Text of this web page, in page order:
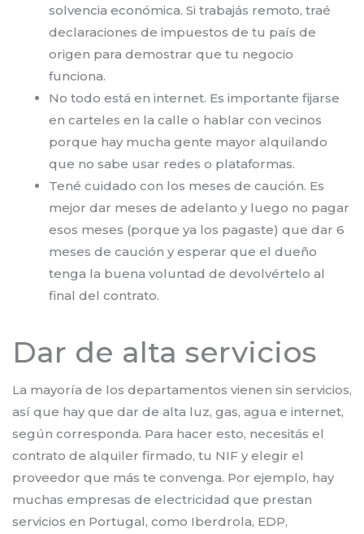
solvencia económica. Si trabajás remoto, traé
declaraciones de impuestos de tu país de
origen para demostrar que tu negocio
funciona.
No todo está en internet. Es importante fijarse
en carteles en la calle o hablar con vecinos
porque hay mucha gente mayor alquilando
que no sabe usar redes o plataformas.
Tené cuidado con los meses de caución. Es
mejor dar meses de adelanto y luego no pagar
esos meses (porque ya los pagaste) que dar 6
meses de caución y esperar que el dueño
tenga la buena voluntad de devolvértelo al
final del contrato.
Dar de alta servicios
La mayoría de los departamentos vienen sin servicios,
así que hay que dar de alta luz, gas, agua e internet,
según corresponda. Para hacer esto, necesitás el
contrato de alquiler firmado, tu NIF y elegir el
proveedor que más te convenga. Por ejemplo, hay
muchas empresas de electricidad que prestan
servicios en Portugal, como Iberdrola, EDP,